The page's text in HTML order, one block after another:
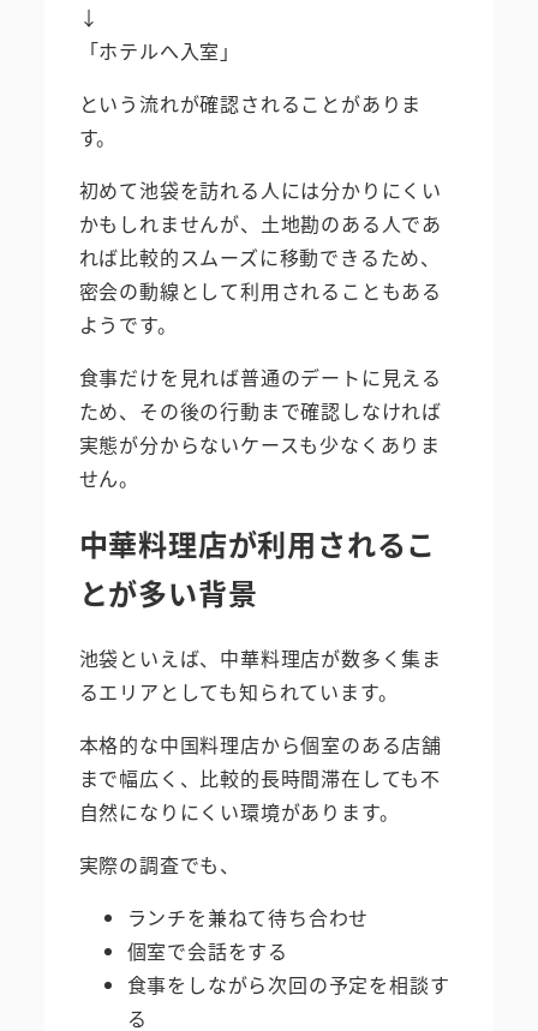
↓
「ホテルへ入室」
という流れが確認されることがありま
す。
初めて池袋を訪れる人には分かりにくい
かもしれませんが、土地勘のある人であ
れば比較的スムーズに移動できるため、
密会の動線として利用されることもある
ようです。
食事だけを見れば普通のデートに見える
ため、その後の行動まで確認しなければ
実態が分からないケースも少なくありま
せん。
中華料理店が利用されるこ
とが多い背景
池袋といえば、中華料理店が数多く集ま
るエリアとしても知られています。
本格的な中国料理店から個室のある店舗
まで幅広く、比較的長時間滞在しても不
自然になりにくい環境があります。
実際の調査でも、
ランチを兼ねて待ち合わせ
個室で会話をする
食事をしながら次回の予定を相談す
る